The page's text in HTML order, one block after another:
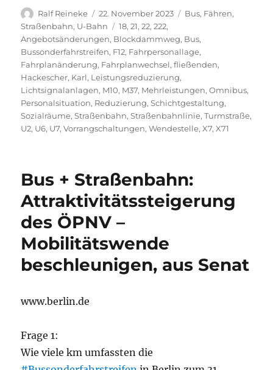
Autor
Ralf Reineke
Veröffentlicht
am
22. November 2023 Kategorien
Bus, Fähren,
Straßenbahn, U-Bahn Schlagwörter
18,21,22,222,
Angebotsänderungen, Blockdammweg, Bus,
Bussonderfahrstreifen, F12, Fahrpersonallage,
Fahrplanänderung, Fahrplanwechsel,fließenden,
Hackescher, Karl, Leistungsreduzierung,
Lichtsignalanlagen, M10, M37, Mehrleistungen,Omnibus,
Personalsituation, Reduzierung,Schichtgestaltung,
Sozialräume,Straßenbahn,Straßenbahnlinie,Turmstraße,
U2, U6, U7,Vorrangschaltungen,Wendestelle,X7,X71
Bus + Straßenbahn:
Attraktivitätssteigerung
des ÖPNV –
Mobilitätswende
beschleunigen, aus Senat
www.berlin.de
Frage 1:
Wie viele km umfassten die